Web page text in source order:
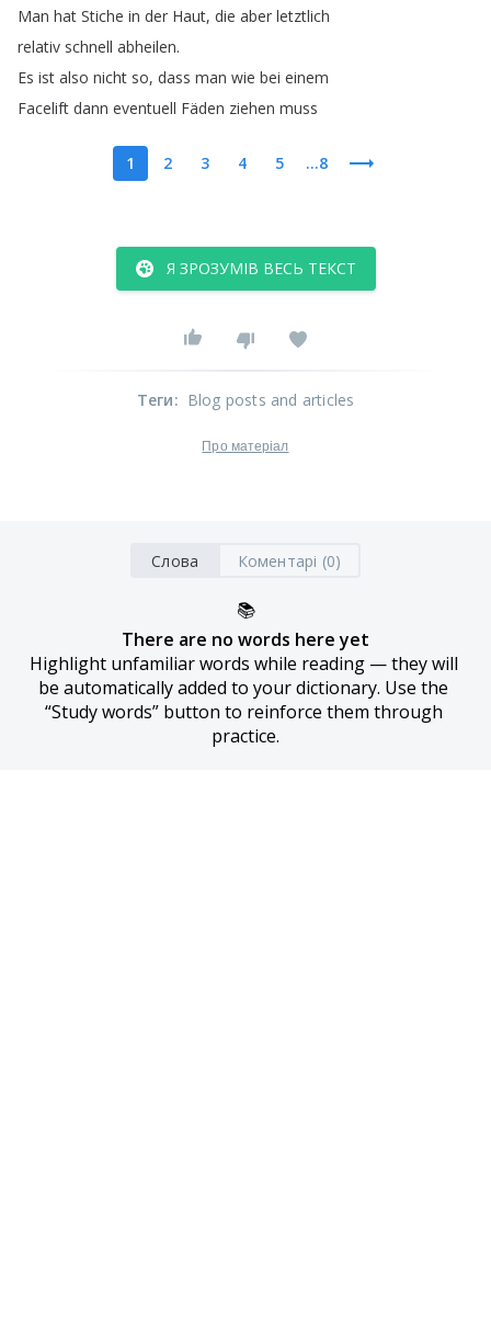
Man hat Stiche in der Haut, die aber letztlich
relativ schnell abheilen.
Es ist also nicht so, dass man wie bei einem
Facelift dann eventuell Fäden ziehen muss
1 2 3 4 5 ...8
Я ЗРОЗУМІВ ВЕСЬ ТЕКСТ
Теги: Blog posts and articles
Про матеріал
Слова Коментарі (0)
📚
There are no words here yet
Highlight unfamiliar words while reading — they will
be automatically added to your dictionary. Use the
“Study words” button to reinforce them through
practice.